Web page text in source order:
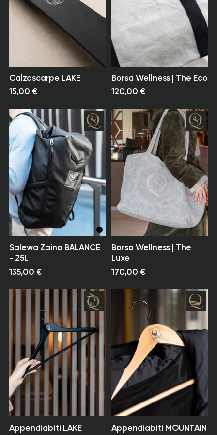
Calzascarpe LAKE
15,00 €
Borsa Wellness | The Eco
120,00 €
Salewa Zaino BALANCE
- 25L
135,00 €
Borsa Wellness | The
Luxe
170,00 €
Appendiabiti LAKE
Appendiabiti MOUNTAIN